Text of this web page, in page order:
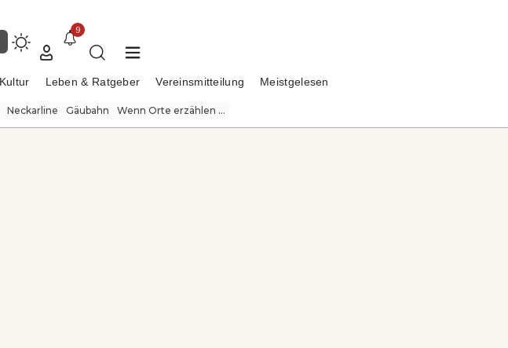
9
Kultur Leben & Ratgeber Vereinsmitteilung Meistgelesen
Neckarline Gäubahn Wenn Orte erzählen ...